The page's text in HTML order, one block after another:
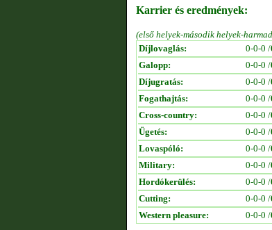
Karrier és eredmények:
(első helyek-második helyek-
Díjlovaglás:
0-0-0 /
Galopp:
0-0-0 /
Díjugratás:
0-0-0 /
Fogathajtás:
0-0-0 /
Cross-country:
0-0-0 /
Ügetés:
0-0-0 /
Lovaspóló:
0-0-0 /
Military:
0-0-0 /
Hordókerülés:
0-0-0 /
Cutting:
0-0-0 /
Western pleasure:
0-0-0 /